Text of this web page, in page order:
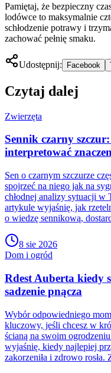
Pamiętaj, że bezpieczny
lodówce to maksymalnie
schłodzenie potrawy i
zachować pełnię smaku.
Udostępnij: Facebook
Czytaj dalej
Zwierzęta
Sennik czarny
interpretować
Sen o czarnym szczurze
spojrzeć na niego jak na
chłodnej analizy sytuacji
artykule wyjaśnię, jak
o wiedzę sennikową,
8 sie 2026
Dom i ogród
Rdest Auberta kiedy
sadzenie pnącza
Wybór odpowiedniego
kluczowy, jeśli chcesz w
ścianą na swoim
wyjaśnię, kiedy najlepiej
zakorzeniła i zdrowo rosła.